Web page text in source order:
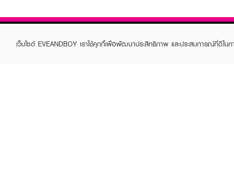
เว็บไซต์ EVEANDBOY เราใช้คุกกี้เพื่อพัฒนาประสิทธิภาพ และประสบการณ์ที่ดีใ